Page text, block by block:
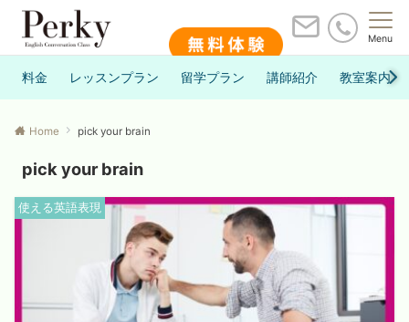
Menu
料金 レッスンプラン 留学プラン 講師紹介 教室案内
Home pick your brain
pick your brain
使える英語表現